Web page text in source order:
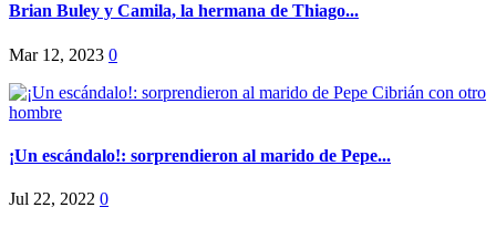
Brian Buley y Camila, la hermana de Thiago...
Mar 12, 2023 0
¡Un escándalo!: sorprendieron al marido de Pepe...
Jul 22, 2022 0